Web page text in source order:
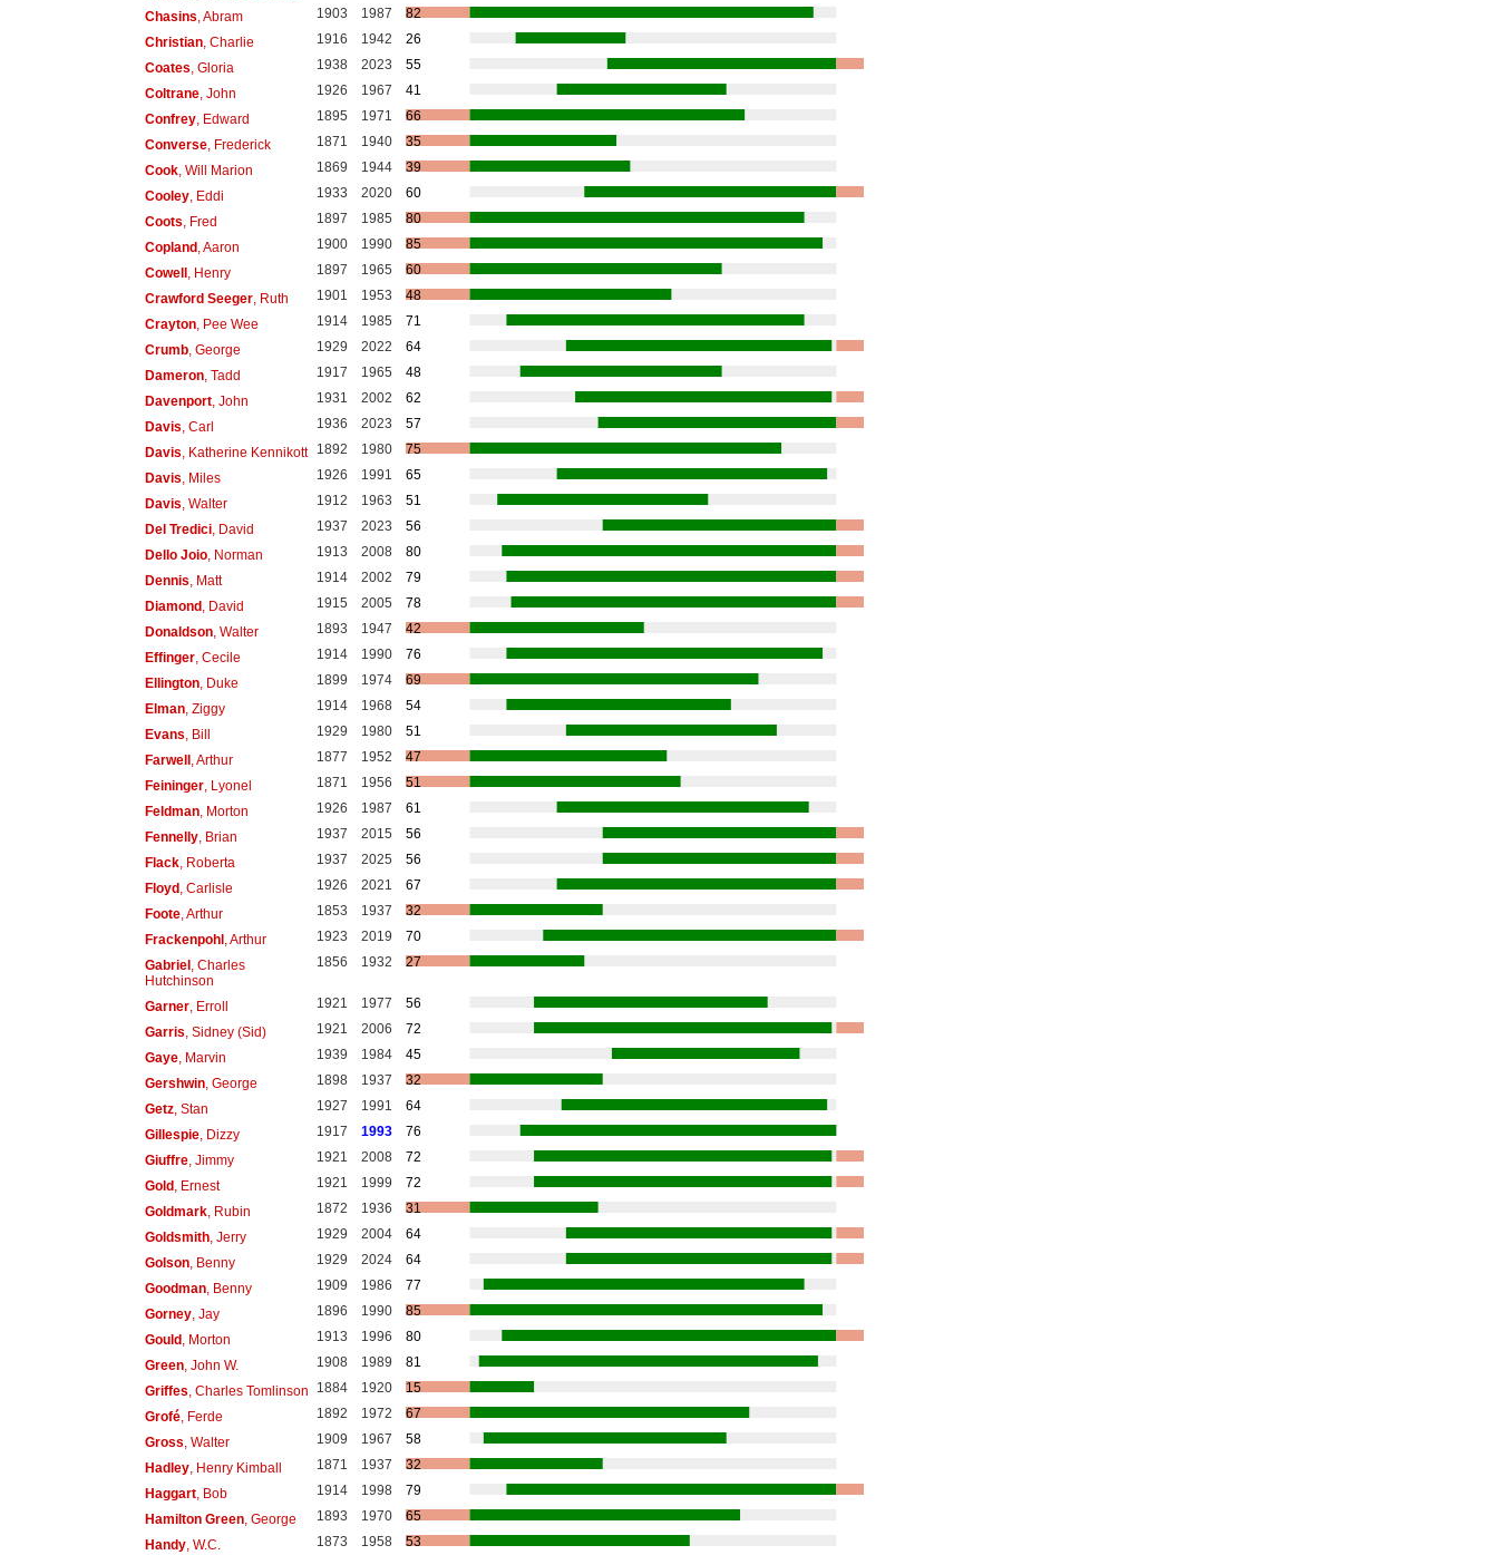
Chasins , Abram 1903 1987
82
Christian, Charlie 1916 1942
26
Coates , Gloria 1938 2023
55
Coltrane, John 1926 1967
41
Confrey, Edward 1895 1971
66
Converse, Frederick 1871 1940
35
Cook, Will Marion 1869 1944
39
Cooley, Eddi 1933 2020
60
Coots , Fred 1897 1985
80
Copland, Aaron 1900 1990
85
Cowell, Henry 1897 1965
60
Crawford Seeger, Ruth 1901 1953
48
Crayton, Pee Wee 1914 1985
71
Crumb, George 1929 2022
64
Dameron, Tadd 1917 1965
48
Davenport, John 1931 2002
62
Davis , Carl 1936 2023
57
Davis , Katherine Kennikott 1892 1980
75
Davis , Miles 1926 1991
65
Davis , Walter 1912 1963
51
Del Tredici, David 1937 2023
56
Dello Joio, Norman 1913 2008
80
Dennis , Matt 1914 2002
79
Diamond, David 1915 2005
78
Donaldson, Walter 1893 1947
42
Effinger, Cecile 1914 1990
76
Ellington, Duke 1899 1974
69
Elman, Ziggy 1914 1968
54
Evans , Bill 1929 1980
51
Farwell, Arthur 1877 1952
47
Feininger, Lyonel 1871 1956
51
Feldman, Morton 1926 1987
61
Fennelly, Brian 1937 2015
56
Flack, Roberta 1937 2025
56
Floyd, Carlisle 1926 2021
67
Foote, Arthur 1853 1937
32
Frackenpohl, Arthur 1923 2019
70
Gabriel, Charles
Hutchinson
1856 1932 27
Garner, Erroll 1921 1977
56
Garris , Sidney (Sid) 1921 2006
72
Gaye, Marvin 1939 1984
45
Gershwin, George 1898 1937
32
Getz, Stan 1927 1991
64
Gillespie, Dizzy 1917 1993
76
Giuffre, Jimmy 1921 2008
72
Gold, Ernest 1921 1999
72
Goldmark, Rubin 1872 1936
31
Goldsmith, Jerry 1929 2004
64
Golson, Benny 1929 2024
64
Goodman, Benny 1909 1986
77
Gorney, Jay 1896 1990
85
Gould, Morton 1913 1996
80
Green, John W. 1908 1989
81
Griffes , Charles Tomlinson 1884 1920
15
Grofé, Ferde 1892 1972
67
Gross , Walter 1909 1967
58
Hadley, Henry Kimball 1871 1937
32
Haggart, Bob 1914 1998
79
Hamilton Green, George 1893 1970
65
Handy, W.C. 1873 1958 53